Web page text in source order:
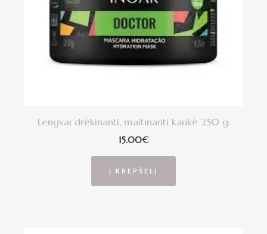
Lengvai drėkinanti, maitinanti kaukė 250 g.
15.00€
Į KREPŠELĮ